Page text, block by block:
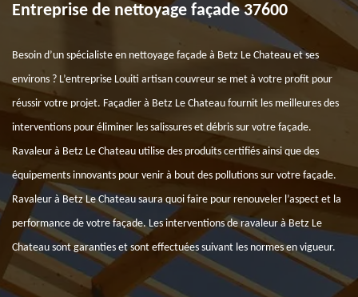
Entreprise de nettoyage façade 37600
Besoin d’un spécialiste en nettoyage façade à Betz Le Chateau et ses
environs ? L’entreprise Louiti artisan couvreur se met à votre profit pour
réussir votre projet. Façadier à Betz Le Chateau fournit les meilleures des
interventions pour éliminer les salissures et débris sur votre façade.
Ravaleur à Betz Le Chateau utilise des produits certifiés ainsi que des
équipements innovants pour venir à bout des pollutions sur votre façade.
Ravaleur à Betz Le Chateau saura quoi faire pour renouveler l’aspect et la
performance de votre façade. Les interventions de ravaleur à Betz Le
Chateau sont garanties et sont effectuées suivant les normes en vigueur.